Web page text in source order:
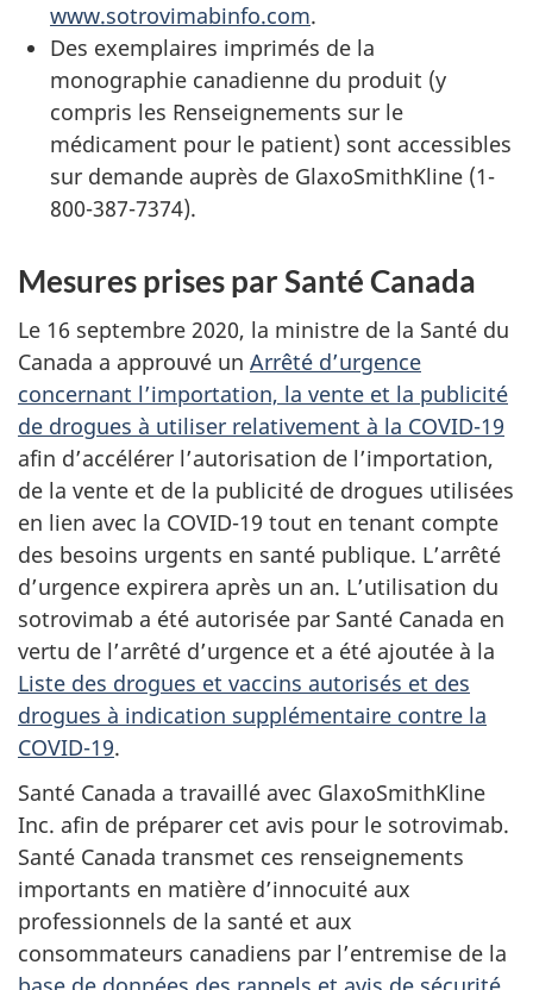
www.sotrovimabinfo.com.
Des exemplaires imprimés de la
monographie canadienne du produit (y
compris les Renseignements sur le
médicament pour le patient) sont accessibles
sur demande auprès de GlaxoSmithKline (1-
800-387-7374).
Mesures prises par Santé Canada
Le 16 septembre 2020, la ministre de la Santé du
Canada a approuvé un Arrêté d’urgence
concernant l’importation, la vente et la publicité
de drogues à utiliser relativement à la COVID-19
afin d’accélérer l’autorisation de l’importation,
de la vente et de la publicité de drogues utilisées
en lien avec la COVID-19 tout en tenant compte
des besoins urgents en santé publique. L’arrêté
d’urgence expirera après un an. L’utilisation du
sotrovimab a été autorisée par Santé Canada en
vertu de l’arrêté d’urgence et a été ajoutée à la
Liste des drogues et vaccins autorisés et des
drogues à indication supplémentaire contre la
COVID-19.
Santé Canada a travaillé avec GlaxoSmithKline
Inc. afin de préparer cet avis pour le sotrovimab.
Santé Canada transmet ces renseignements
importants en matière d’innocuité aux
professionnels de la santé et aux
consommateurs canadiens par l’entremise de la